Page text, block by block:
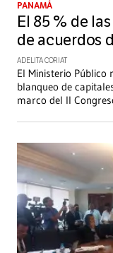
PANAMÁ
El 85 % de
de acuerdos
ADELITA CORIAT
El Ministerio Público
blanqueo de
marco del II